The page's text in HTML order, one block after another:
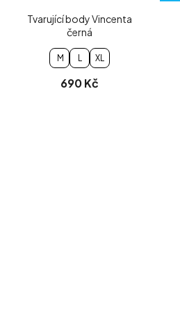
Tvarující body Vincenta
černá
M XL
690 Kč